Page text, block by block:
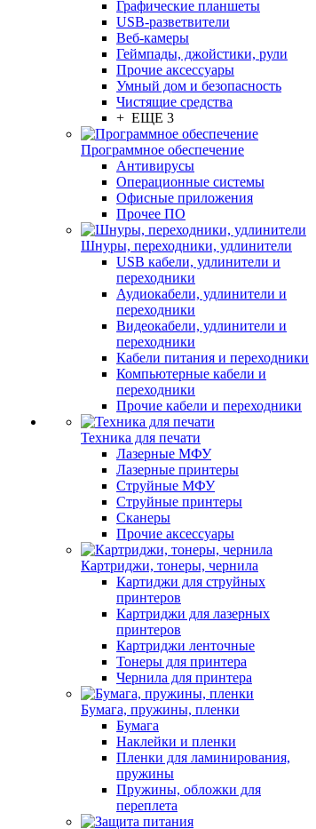
Графические планшеты
USB-разветвители
Веб-камеры
Геймпады, джойстики, рули
Прочие аксессуары
Умный дом и безопасность
Чистящие средства
+ ЕЩЕ 3
Программное обеспечение
Антивирусы
Операционные системы
Офисные приложения
Прочее ПО
Шнуры, переходники, удлинители
USB кабели, удлинители и
переходники
Аудиокабели, удлинители и
переходники
Видеокабели, удлинители и
переходники
Кабели питания и переходники
Компьютерные кабели и
переходники
Прочие кабели и переходники
Техника для печати
Лазерные МФУ
Лазерные принтеры
Струйные МФУ
Струйные принтеры
Сканеры
Прочие аксессуары
Картриджи, тонеры, чернила
Картиджи для струйных
принтеров
Картриджи для лазерных
принтеров
Картриджи ленточные
Тонеры для принтера
Чернила для принтера
Бумага, пружины, пленки
Бумага
Наклейки и пленки
Пленки для ламинирования,
пружины
Пружины, обложки для
переплета